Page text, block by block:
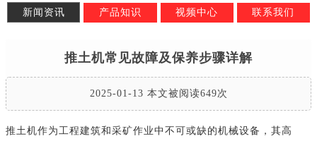
新闻资讯 产品知识 视频中心 联系我们
推土机常见故障及保养步骤详解
2025-01-13 本文被阅读649次
推土机作为工程建筑和采矿作业中不可或缺的机械设备，其高